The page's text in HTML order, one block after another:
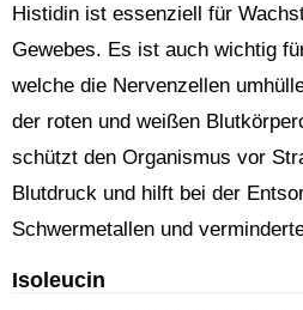
Histidin ist essenziell für
Gewebes. Es ist auch wichtig
welche die Nervenzellen
der roten und weißen
schützt den Organismus vor
Blutdruck und hilft bei der
Schwermetallen und
Isoleucin